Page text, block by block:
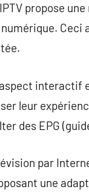
propose
Ceci
interactif
leur
des EPG
par
une